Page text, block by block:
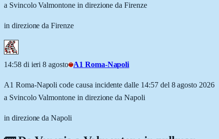
a Svincolo Valmontone in direzione da Firenze
in direzione da Firenze
14:58 di ieri 8 agosto A1 Roma-Napoli
A1 Roma-Napoli code causa incidente dalle 14:57 del 8 agosto 2026
a Svincolo Valmontone in direzione da Napoli
in direzione da Napoli